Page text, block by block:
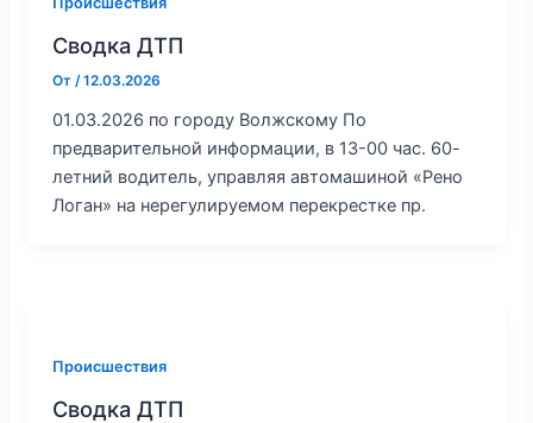
Сводка ДТП
От /12.03.2026
01.03.2026 по городу Волжскому По
предварительной информации, в 13-00 час. 60-
летний водитель, управляя автомашиной «Рено
Логан» на нерегулируемом перекрестке пр.
Происшествия
Сводка ДТП